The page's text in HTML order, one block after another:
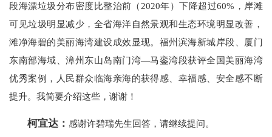
段海漂垃圾分布密度比整治前（2020年）下降超过60%，岸滩
可见垃圾明显减少，全省海洋自然景观和生态环境明显改善，
滩净海碧的美丽海湾建设成效显现。福州滨海新城岸段、厦门
东南部海域、漳州东山岛南门湾—马銮湾段获评全国美丽海湾
优秀案例，人民群众临海亲海的获得感、幸福感、安全感不断
提升。我简要介绍这些，谢谢！
柯宜达：感谢许碧瑞先生回答，请继续提问。